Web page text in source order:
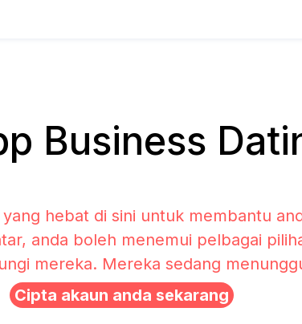
Business
hebat di sini untuk membantu
anda boleh menemui pelbagai
mereka. Mereka sedang
Cipta akaun anda sekarang